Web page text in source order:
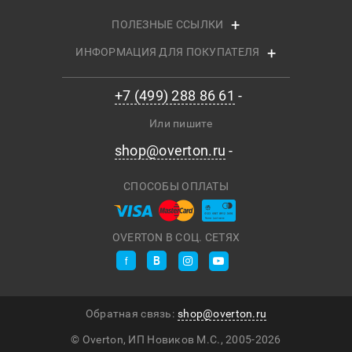
ПОЛЕЗНЫЕ ССЫЛКИ
ИНФОРМАЦИЯ ДЛЯ ПОКУПАТЕЛЯ
+7 (499) 288 86 61
Или пишите
shop@overton.ru
OVERTON В СОЦ. СЕТЯХ
СПОСОБЫ ОПЛАТЫ
© Overton, ИП Новиков М.С., 2005-2026
Обратная связь: shop@overton.ru